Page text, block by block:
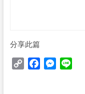
分享此篇
M